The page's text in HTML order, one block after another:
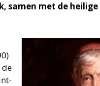
samen met de
de